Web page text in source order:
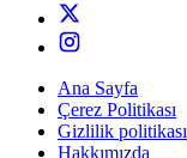
Ana Sayfa
Çerez Politikası
Gizlilik politikası
Hakkımızda